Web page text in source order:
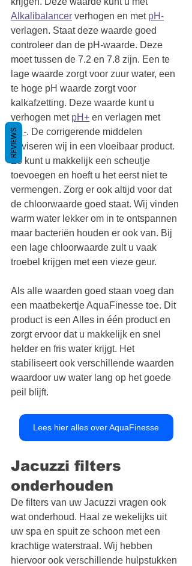
Alkalibalancer verhogen en met pH-
verlagen. Staat deze waarde goed
controleer dan de pH-waarde. Deze
moet tussen de 7.2 en 7.8 zijn. Een te
lage waarde zorgt voor zuur water, een
te hoge pH waarde zorgt voor
kalkafzetting. Deze waarde kunt u
verhogen met pH+ en verlagen met
pH-. De corrigerende middelen
adviseren wij in een vloeibaar product.
Zo kunt u makkelijk een scheutje
toevoegen en hoeft u het eerst niet te
vermengen. Zorg er ook altijd voor dat
de chloorwaarde goed staat. Wij vinden
warm water lekker om in te ontspannen
maar bacteriën houden er ook van. Bij
een lage chloorwaarde zult u vaak
troebel krijgen met een vieze geur.
Als alle waarden goed staan voeg dan
een maatbekertje AquaFinesse toe. Dit
product is een Alles in één product en
zorgt ervoor dat u makkelijk en snel
helder en fris water krijgt. Het
stabiliseert ook verschillende waarden
waardoor uw water lang op het goede
peil blijft.
Lees hier alles over AquaFinesse
Jacuzzi filters
onderhouden
De filters van uw Jacuzzi vragen ook
wat onderhoud. Haal ze wekelijks uit
uw spa en spuit ze schoon met een
krachtige waterstraal. Wij hebben
hiervoor ook verschillende hulpstukken
REVIEWS